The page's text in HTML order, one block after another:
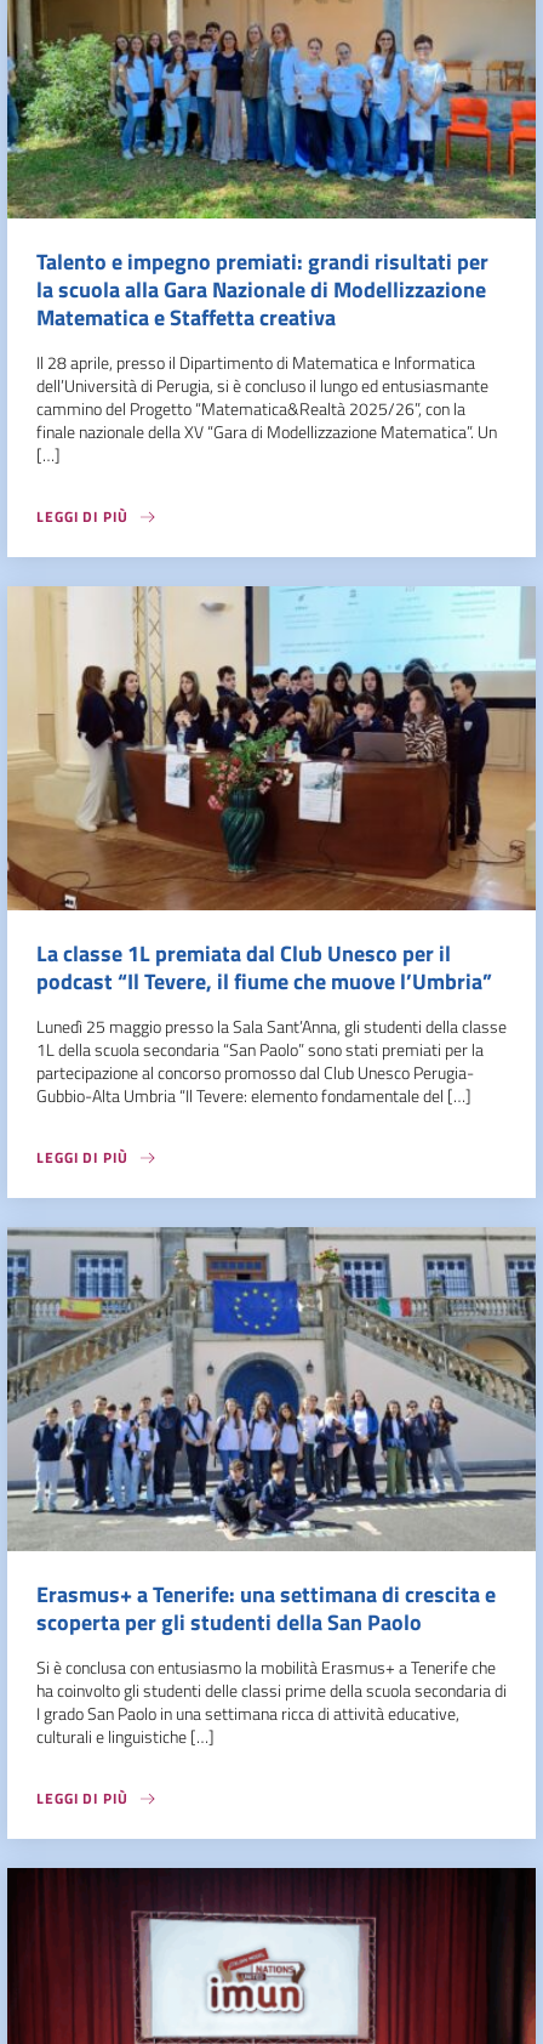
Talento e impegno premiati: grandi risultati per
la scuola alla Gara Nazionale di Modellizzazione
Matematica e Staffetta creativa
Il 28 aprile, presso il Dipartimento di Matematica e Informatica
dell’Università di Perugia, si è concluso il lungo ed entusiasmante
cammino del Progetto “Matematica&Realtà 2025/26”, con la
finale nazionale della XV “Gara di Modellizzazione Matematica”. Un
[…]
LEGGI DI PIÙ
La classe 1L premiata dal Club Unesco per il
podcast “Il Tevere, il fiume che muove l’Umbria”
Lunedì 25 maggio presso la Sala Sant’Anna, gli studenti della classe
1L della scuola secondaria “San Paolo” sono stati premiati per la
partecipazione al concorso promosso dal Club Unesco Perugia-
Gubbio-Alta Umbria “Il Tevere: elemento fondamentale del […]
LEGGI DI PIÙ
Erasmus+ a Tenerife: una settimana di crescita e
scoperta per gli studenti della San Paolo
Si è conclusa con entusiasmo la mobilità Erasmus+ a Tenerife che
ha coinvolto gli studenti delle classi prime della scuola secondaria di
I grado San Paolo in una settimana ricca di attività educative,
culturali e linguistiche […]
LEGGI DI PIÙ